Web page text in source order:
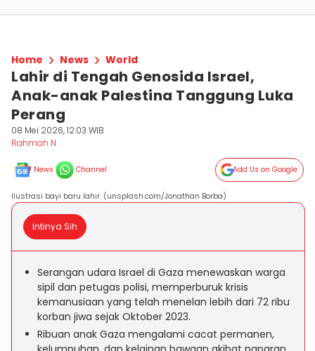
Home News World
Lahir di Tengah Genosida Israel,
Anak-anak Palestina Tanggung Luka
Perang
08 Mei 2026, 12:03 WIB
Rahmah N
News Channel Add Us on Google
Ilustrasi bayi baru lahir. (unsplash.com/Jonathan Borba)
Intinya Sih
Serangan udara Israel di Gaza menewaskan warga
sipil dan petugas polisi, memperburuk krisis
kemanusiaan yang telah menelan lebih dari 72 ribu
korban jiwa sejak Oktober 2023.
Ribuan anak Gaza mengalami cacat permanen,